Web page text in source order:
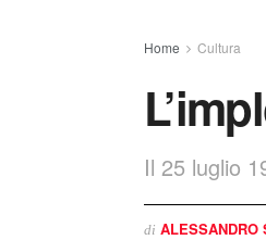
Home Cultura
Il 25 luglio
di ALESSANDRO